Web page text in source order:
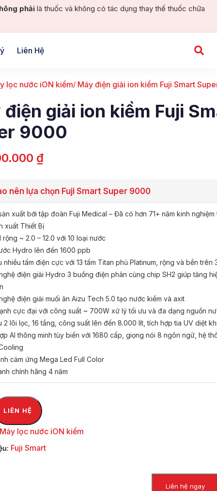
phải là thuốc và không có tác dụng thay thế thuốc chữa
Liên Hệ
lọc nước iON kiềm Máy điện giải ion kiềm Fuji Smart
điện giải ion kiềm Fuji
9000
₫
nên lựa chọn Fuji Smart Super 9000
xuất bởi tập đoàn Fuji Medical – Đã có hơn 71+ năm kinh nghiệm
xuất Thiết Bị
rộng ~ 2.0 – 12.0 với 10 loại nước
Hydro lên đến 1600 ppb
nhiều tấm điện cực với 13 tấm Titan phủ Platinum, rộng và bền trên
điện giải Hydro 3 buồng điện phân cùng chip SH2 giúp tăng
điện giải muối ăn Aizu Tech 5.0 tạo nước kiềm và axit
cực đại với công suất ~ 700W xử lý tối ưu và đa dạng nguồn
2 lõi lọc, 16 tầng, công suất lên đến 8.000 lít, tích hợp tia UV diệt
AI thông minh tùy biến với 1680 cấp, giọng nói 8 ngôn ngữ, hệ
cảm ứng Mega Led Full Color
chính hãng 4 năm
LIÊN HỆ
lọc nước iON kiềm
Fuji Smart
Liên hệ ngay